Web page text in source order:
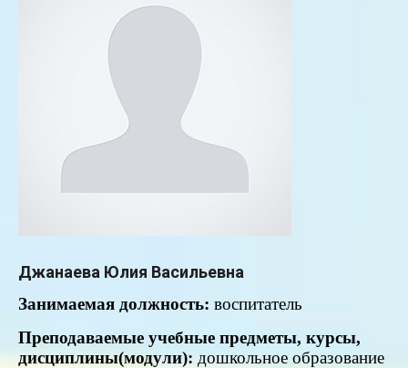
Джанаева Юлия Васильевна
Занимаемая должность: воспитатель
Преподаваемые учебные предметы, курсы,
дисциплины(модули): дошкольное образование